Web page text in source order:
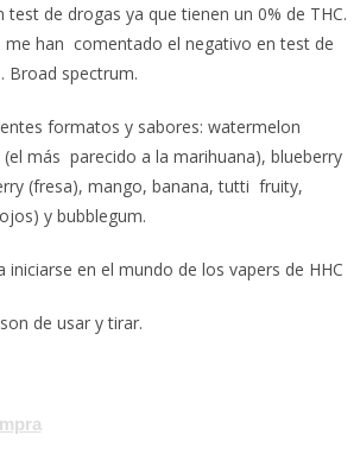
de drogas ya que tienen un 0% de THC.
me han comentado el negativo en test de
Broad spectrum.
formatos y sabores: watermelon
más parecido a la marihuana), blueberry
(fresa), mango, banana, tutti fruity,
y bubblegum.
en el mundo de los vapers de HHC
de usar y tirar.